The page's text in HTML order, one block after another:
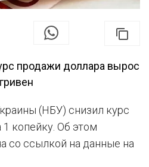
продажи доллара вырос
(НБУ) снизил курс
копейку. Об этом
со ссылкой на данные на